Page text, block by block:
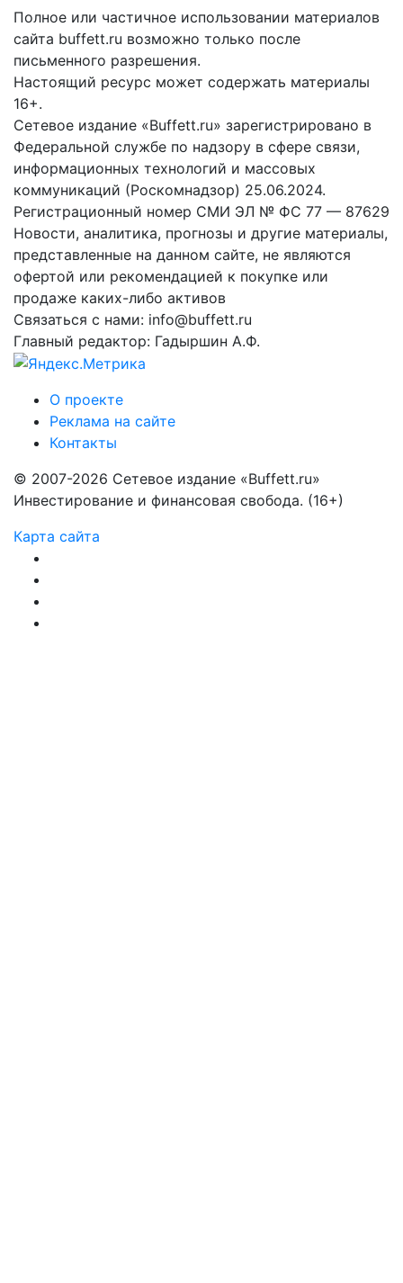
Полное или частичное использовании материалов
сайта buffett.ru возможно только после
письменного разрешения.
Настоящий ресурс может содержать материалы
16+.
Сетевое издание «Buffett.ru» зарегистрировано в
Федеральной службе по надзору в сфере связи,
информационных технологий и массовых
коммуникаций (Роскомнадзор) 25.06.2024.
Регистрационный номер СМИ ЭЛ № ФС 77 — 87629
Новости, аналитика, прогнозы и другие материалы,
представленные на данном сайте, не являются
офертой или рекомендацией к покупке или
продаже каких-либо активов
Связаться с нами: info@buffett.ru
Главный редактор: Гадыршин А.Ф.
О проекте
Реклама на сайте
Контакты
© 2007-2026 Сетевое издание «Buffett.ru»
Инвестирование и финансовая свобода. (16+)
Карта сайта